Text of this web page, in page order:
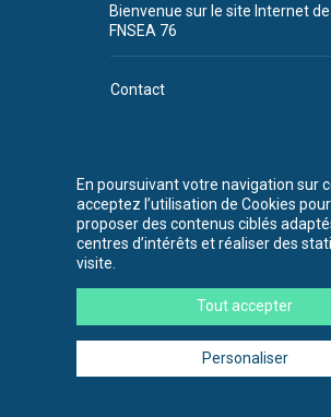
En poursuivant votre navigation sur
acceptez l’utilisation de Cookies
proposer des contenus ciblés
centres d’intérêts et réaliser des
visite.
Tout accepter
Personaliser
Bienvenue sur le site Internet de
FNSEA 76
Contact
FNSEA 76
530 chemin de la
Bretèque
76230 Bois-
Guillaume
Tél. : 02 35 59 45
00